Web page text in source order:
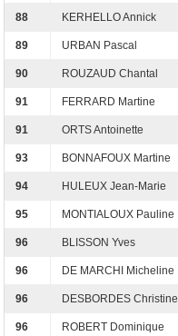
88 KERHELLO Annick
89 URBAN Pascal
90 ROUZAUD Chantal
91 FERRARD Martine
91 ORTS Antoinette
93 BONNAFOUX Martine
94 HULEUX Jean-Marie
95 MONTIALOUX Pauline
96 BLISSON Yves
96 DE MARCHI Micheline
96 DESBORDES Christine
96 ROBERT Dominique